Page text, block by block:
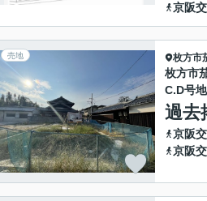
京阪
売地 枚方市
枚方市
C.D号地
過去
京阪
京阪